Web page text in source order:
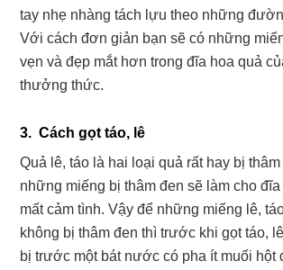
tay nhẹ nhàng tách lựu theo những
Với cách đơn giản bạn sẽ có những
vẹn và đẹp mắt hơn trong đĩa hoa quả
thưởng thức.
3. Cách gọt táo, lê
Quả lê, táo là hai loại quả rất hay bị
những miếng bị thâm đen sẽ làm cho
mất cảm tình. Vậy để những miếng lê,
không bị thâm đen thì trước khi gọt táo,
bị trước một bát nước có pha ít muối hột